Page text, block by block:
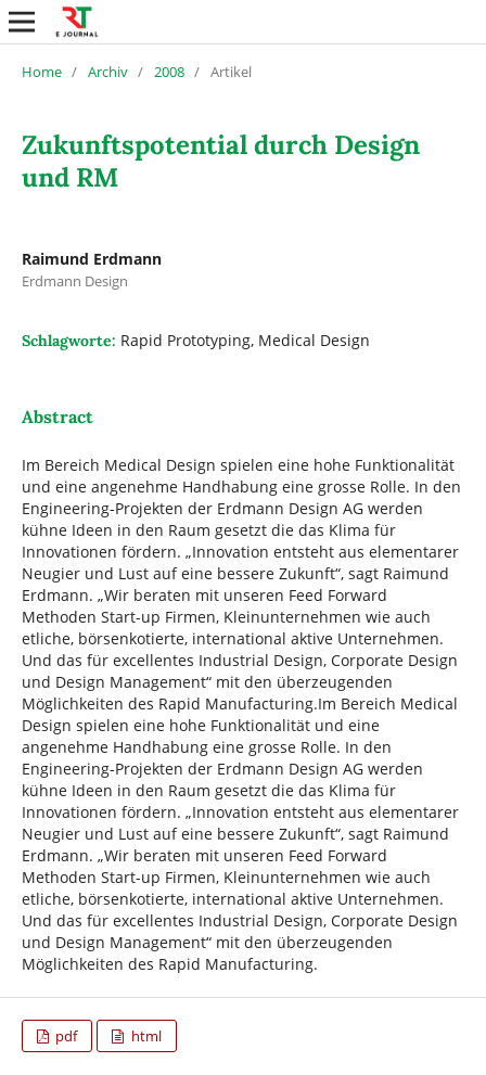
Home / Archiv / 2008 / Artikel
Zukunftspotential durch Design
und RM
Raimund Erdmann
Erdmann Design
Schlagworte: Rapid Prototyping, Medical Design
Abstract
Im Bereich Medical Design spielen eine hohe Funktionalität
und eine angenehme Handhabung eine grosse Rolle. In den
Engineering-Projekten der Erdmann Design AG werden
kühne Ideen in den Raum gesetzt die das Klima für
Innovationen fördern. „Innovation entsteht aus elementarer
Neugier und Lust auf eine bessere Zukunft“, sagt Raimund
Erdmann. „Wir beraten mit unseren Feed Forward
Methoden Start-up Firmen, Kleinunternehmen wie auch
etliche, börsenkotierte, international aktive Unternehmen.
Und das für excellentes Industrial Design, Corporate Design
und Design Management“ mit den überzeugenden
Möglichkeiten des Rapid Manufacturing.Im Bereich Medical
Design spielen eine hohe Funktionalität und eine
angenehme Handhabung eine grosse Rolle. In den
Engineering-Projekten der Erdmann Design AG werden
kühne Ideen in den Raum gesetzt die das Klima für
Innovationen fördern. „Innovation entsteht aus elementarer
Neugier und Lust auf eine bessere Zukunft“, sagt Raimund
Erdmann. „Wir beraten mit unseren Feed Forward
Methoden Start-up Firmen, Kleinunternehmen wie auch
etliche, börsenkotierte, international aktive Unternehmen.
Und das für excellentes Industrial Design, Corporate Design
und Design Management“ mit den überzeugenden
Möglichkeiten des Rapid Manufacturing.
pdf html